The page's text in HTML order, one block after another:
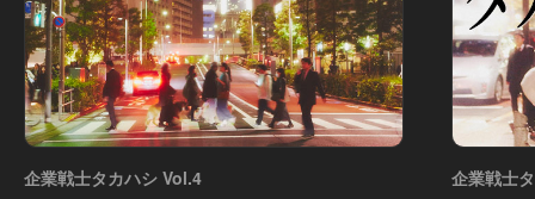
企業戦士タカハシ Vol.4 企業戦士